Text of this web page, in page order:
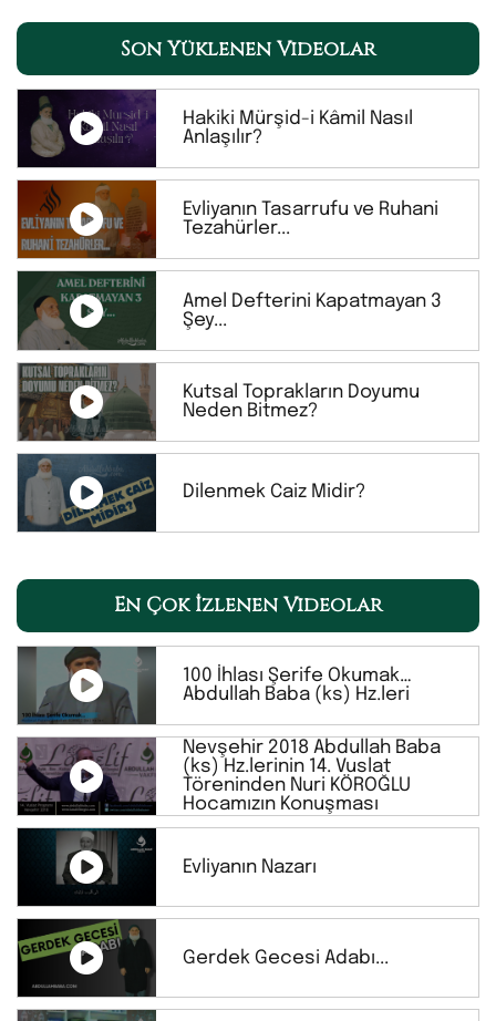
Son Yüklenen Videolar
Hakiki Mürşid-i Kâmil Nasıl
Anlaşılır?
Evliyanın Tasarrufu ve Ruhani
Tezahürler...
Amel Defterini Kapatmayan 3
Şey...
Kutsal Toprakların Doyumu
Neden Bitmez?
Dilenmek Caiz Midir?
En Çok İzlenen Videolar
100 İhlası Şerife Okumak…
Abdullah Baba (ks) Hz.leri
Nevşehir 2018 Abdullah Baba
(ks) Hz.lerinin 14. Vuslat
Töreninden Nuri KÖROĞLU
Hocamızın Konuşması
Evliyanın Nazarı
Gerdek Gecesi Adabı...